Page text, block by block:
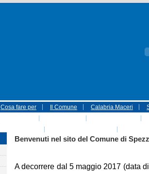
Cosa fare per Il Comune Calabria Maceri
Benvenuti nel sito del Comune di
A decorrere dal 5 maggio 2017 (data